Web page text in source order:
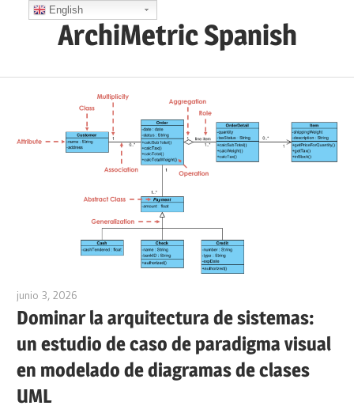
Saltar
ArchiMetric Spanish
Scrum,
junio 3, 2026
Dominar la arquitectura de sistemas:
un estudio de caso de paradigma visual
en modelado de diagramas de clases
UML
English